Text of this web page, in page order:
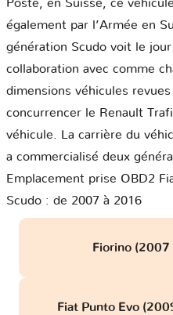
Poste, en Suisse, ce
également par l’Armée en
génération Scudo voit le
collaboration avec comme
dimensions véhicules
concurrencer le Renault
véhicule. La carrière du
a commercialisé deux
Emplacement prise OBD2
Scudo : de 2007 à 2016
Fiorino (2007
Fiat Punto Evo